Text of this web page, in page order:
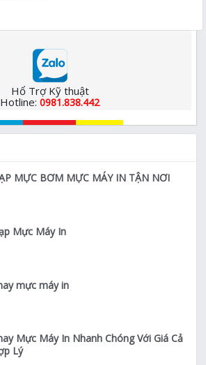
Hổ Trợ Kỹ thuật
Hotline:0981.838.442
MỰC BƠM MỰC MÁY IN TẬN NƠI
Mực Máy In
mực máy in
Mực Máy In Nhanh Chóng Với Giá Cả
Lý